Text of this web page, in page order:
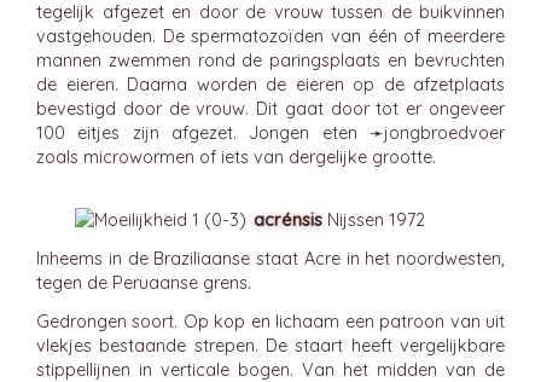
tegelijk afgezet en door de vrouw tussen de buikvinnen
vastgehouden. De spermatozoïden van één of meerdere
mannen zwemmen rond de paringsplaats en bevruchten
de eieren. Daarna worden de eieren op de afzetplaats
bevestigd door de vrouw. Dit gaat door tot er ongeveer
100 eitjes zijn afgezet. Jongen eten ➛jongbroedvoer
zoals microwormen of iets van dergelijke grootte.
acrénsis Nijssen 1972
Inheems in de Braziliaanse staat Acre in het noordwesten,
tegen de Peruaanse grens.
Gedrongen soort. Op kop en lichaam een patroon van uit
vlekjes bestaande strepen. De staart heeft vergelijkbare
stippellijnen in verticale bogen. Van het midden van de